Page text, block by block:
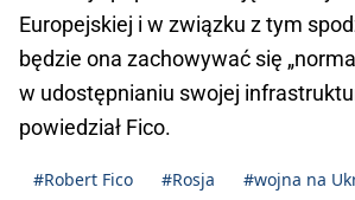
Europejskiej i w związku z tym
będzie ona zachowywać się
w udostępnianiu swojej
powiedział Fico.
#Robert Fico #Rosja
#wojna na